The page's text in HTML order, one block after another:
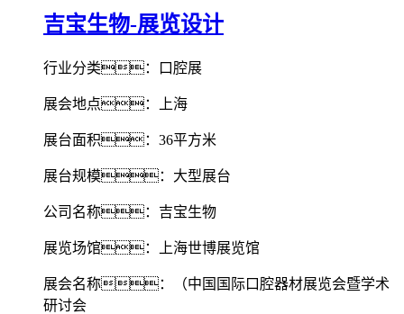
吉宝生物-展览设计
行业分类：口腔展
展会地点：上海
展台面积：36平方米
展台规模：大型展台
公司名称：吉宝生物
展览场馆：上海世博展览馆
展会名称：（中国国际口腔器材展览会暨学术
研讨会